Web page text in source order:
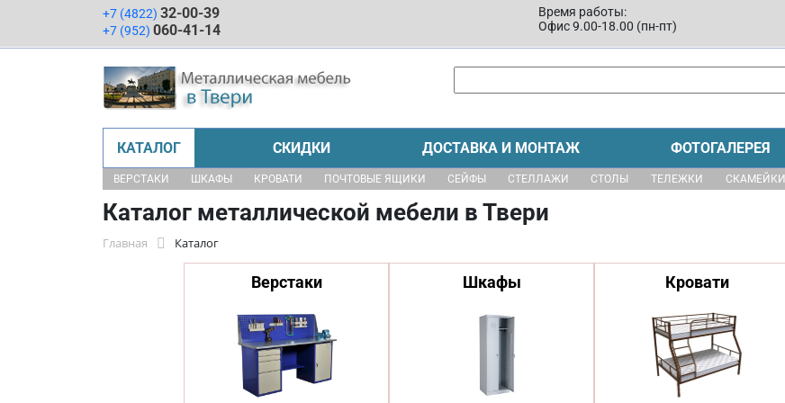
+7 (4822) 32-00-39
+7 (952) 060-41-14
Время работы:
Офис 9.00-18.00 (пн-пт)
КАТАЛОГ СКИДКИ ДОСТАВКА И МОНТАЖ ФОТОГАЛЕРЕЯ
ВЕРСТАКИ ШКАФЫ КРОВАТИ ПОЧТОВЫЕ ЯЩИКИ СЕЙФЫ СТЕЛЛАЖИ СТОЛЫ ТЕЛЕЖКИ СКАМЕЙКИ
Каталог металлической мебели в Твери
Главная Каталог
Верстаки Шкафы Кровати